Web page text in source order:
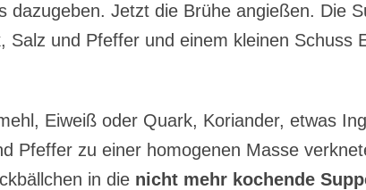
dazugeben. Jetzt die Brühe angießen. Die
Salz und Pfeffer und einem kleinen Schuss
Eiweiß oder Quark, Koriander, etwas
Pfeffer zu einer homogenen Masse
in die nicht mehr kochende